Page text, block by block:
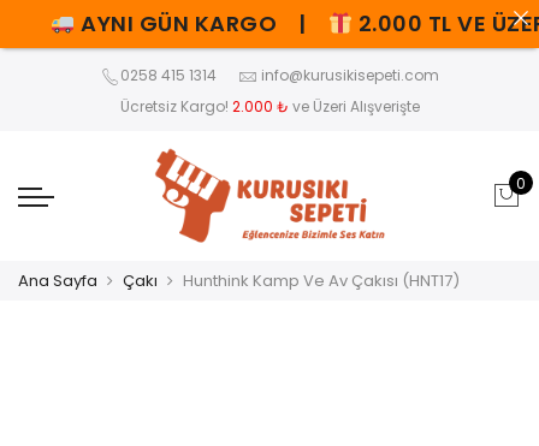
0258 415 1314
info@kurusikisepeti.com
Ücretsiz Kargo! 2.000 ₺ ve Üzeri Alışverişte
0
Ana Sayfa Çakı Hunthink Kamp Ve Av Çakısı (HNT17)
AYNI GÜN KARGO | 2.000 TL VE